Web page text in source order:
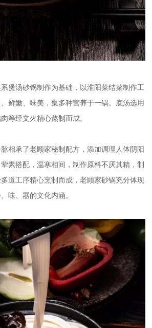
煲汤砂锅制作为基础，以淮阳菜结菜制作工
鲜嫩、味美，集多种营养于一锅。底汤选用
等经文火精心熬制而成。
相承了老顾家秘制配方，添加调理人体阴阳
素搭配，温寒相间，制作原料不厌其精，制
道工序精心烹制而成，老顾家砂锅充分体现
味、器的文化内涵。